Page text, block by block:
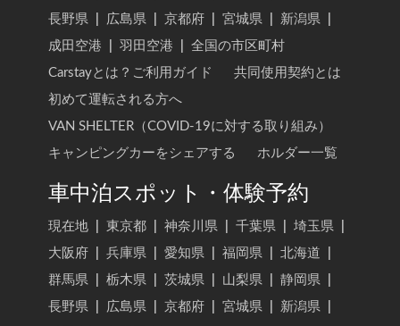
長野県
広島県 京都府 宮城県 新潟県
成田空港
羽田空港
全国の市区町村
Carstayとは？ご利用ガイド
共同使用契約とは
初めて運転される方へ
VAN SHELTER（COVID-19に対する取り組み）
キャンピングカーをシェアする
ホルダー一覧
車中泊スポット・体験予約
現在地 東京都 神奈川県 千葉県 埼玉県
大阪府
兵庫県 愛知県 福岡県 北海道
群馬県
栃木県 茨城県 山梨県 静岡県
長野県
広島県 京都府 宮城県 新潟県